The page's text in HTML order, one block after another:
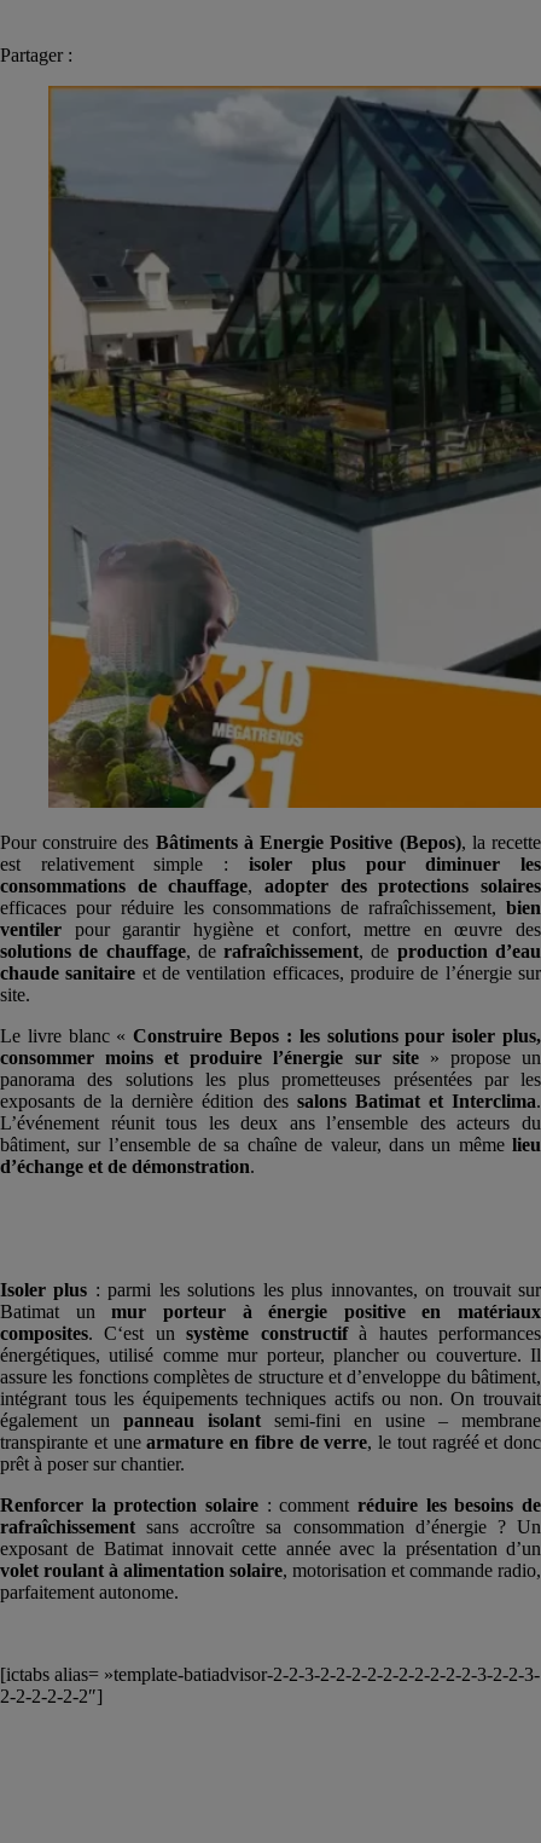
Partager :
Pour construire des Bâtiments à Energie Positive (Bepos), la recette
est relativement simple : isoler plus pour diminuer les
consommations de chauffage,adopter des protections solaires
efficaces pour réduire les consommations de rafraîchissement, bien
ventiler pour garantir hygiène et confort, mettre en œuvre des
solutions de chauffage, derafraîchissement, de production d’eau
chaude sanitaire et de ventilation efficaces, produire de l’énergie sur
site.
Le livre blanc «Construire Bepos : les solutions pour isoler plus,
consommer moins et produire l’énergie sur site» propose un
panorama des solutions les plus prometteuses présentées par les
exposants de la dernière édition des salons Batimat et Interclima.
L’événement réunit tous les deux ans l’ensemble des acteurs du
bâtiment, sur l’ensemble de sa chaîne de valeur, dans un même lieu
d’échange et de démonstration.
Isoler plus : parmi les solutions les plus innovantes, on trouvait sur
Batimat unmur porteur à énergie positive en matériaux
composites. C‘est unsystème constructifà hautes performances
énergétiques, utilisé comme mur porteur, plancher ou couverture. Il
assure les fonctions complètes de structure et d’enveloppe du bâtiment,
intégrant tous les équipements techniques actifs ou non. On trouvait
également un panneau isolant semi-fini en usine – membrane
transpirante et unearmature en fibre de verre, le tout ragréé et donc
prêt à poser sur chantier.
Renforcer la protection solaire : comment réduire les besoins de
rafraîchissement sans accroître sa consommation d’énergie ? Un
exposant de Batimat innovait cette année avec la présentation d’un
volet roulant à alimentation solaire, motorisation et commande radio,
parfaitement autonome.
[ictabs alias= »template-batiadvisor-2-2-3-2-2-2-2-2-2-2-2-2-2-3-2-2-3-
2-2-2-2-2-2″]